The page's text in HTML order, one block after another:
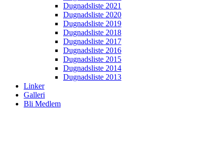
Dugnadsliste 2021
Dugnadsliste 2020
Dugnadsliste 2019
Dugnadsliste 2018
Dugnadsliste 2017
Dugnadsliste 2016
Dugnadsliste 2015
Dugnadsliste 2014
Dugnadsliste 2013
Linker
Galleri
Bli Medlem